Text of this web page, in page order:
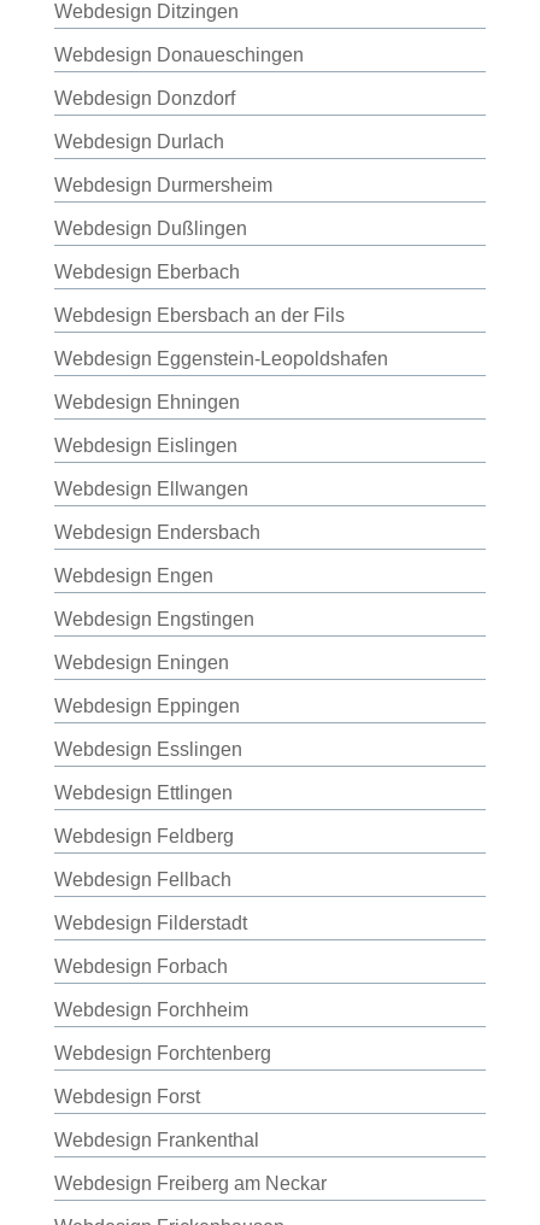
Webdesign Ditzingen
Webdesign Donaueschingen
Webdesign Donzdorf
Webdesign Durlach
Webdesign Durmersheim
Webdesign Dußlingen
Webdesign Eberbach
Webdesign Ebersbach an der Fils
Webdesign Eggenstein-Leopoldshafen
Webdesign Ehningen
Webdesign Eislingen
Webdesign Ellwangen
Webdesign Endersbach
Webdesign Engen
Webdesign Engstingen
Webdesign Eningen
Webdesign Eppingen
Webdesign Esslingen
Webdesign Ettlingen
Webdesign Feldberg
Webdesign Fellbach
Webdesign Filderstadt
Webdesign Forbach
Webdesign Forchheim
Webdesign Forchtenberg
Webdesign Forst
Webdesign Frankenthal
Webdesign Freiberg am Neckar